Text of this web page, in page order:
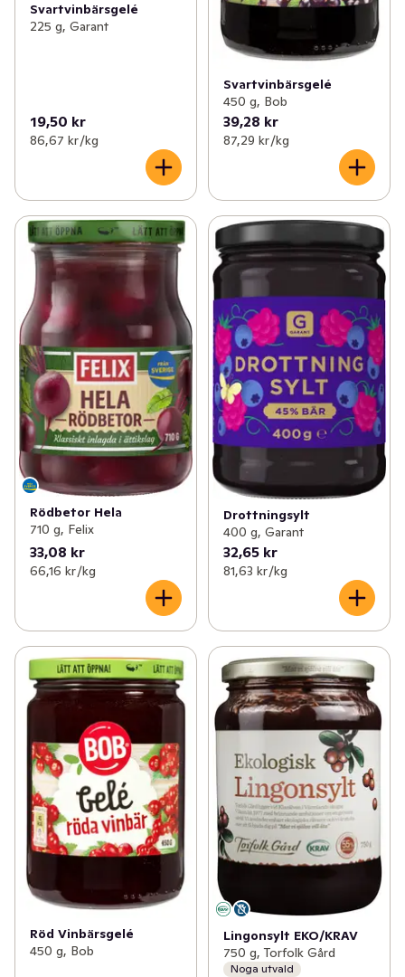
Svartvinbärsgelé
225 g, Garant
19,50 kr
86,67 kr /kg
Svartvinbärsgelé
450 g, Bob
39,28 kr
87,29 kr /kg
Rödbetor Hela
710 g, Felix
33,08 kr
66,16 kr /kg
Drottningsylt
400 g, Garant
32,65 kr
81,63 kr /kg
Röd Vinbärsgelé
450 g, Bob
Lingonsylt EKO/KRAV
750 g, Torfolk Gård
Noga utvald